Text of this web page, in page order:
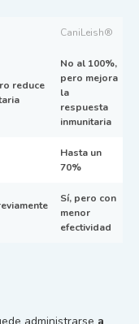
CaniLeish®
reduce
No al 100%,
pero mejora
la
respuesta
inmunitaria
Hasta un
70%
Sí, pero con
menor
efectividad
administrarse a